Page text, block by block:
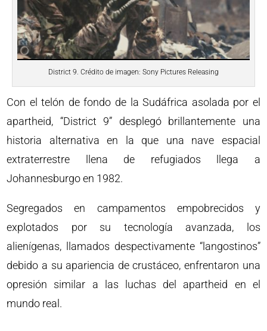
District 9. Crédito de imagen: Sony Pictures Releasing
Con el telón de fondo de la Sudáfrica asolada por el
apartheid, “District 9” desplegó brillantemente una
historia alternativa en la que una nave espacial
extraterrestre llena de refugiados llega a
Johannesburgo en 1982.
Segregados en campamentos empobrecidos y
explotados por su tecnología avanzada, los
alienígenas, llamados despectivamente “langostinos”
debido a su apariencia de crustáceo, enfrentaron una
opresión similar a las luchas del apartheid en el
mundo real.